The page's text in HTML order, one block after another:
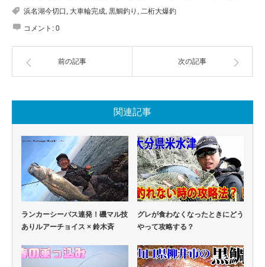
浜名湖今切口 , 大車輪完成, 黒鯛釣り , 二桁大爆釣
コメント: 0
前の記事 次の記事
関連記事
ランカーシーバス連発！磯マル技
ありルアーチョイス × 鈴木斉
グレが食わなくなったときにどう
やって攻略する？